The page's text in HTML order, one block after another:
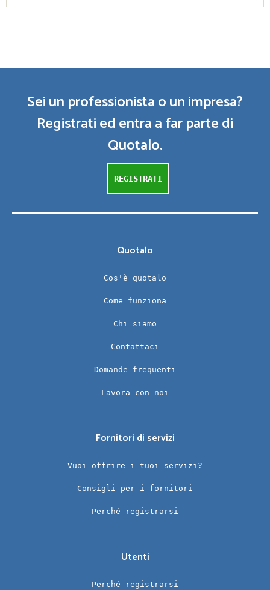
Sei un professionista o un impresa?
Registrati ed entra a far parte di
Quotalo.
REGISTRATI
Quotalo
Cos'è quotalo
Come funziona
Chi siamo
Contattaci
Domande frequenti
Lavora con noi
Fornitori di servizi
Vuoi offrire i tuoi servizi?
Consigli per i fornitori
Perché registrarsi
Utenti
Perché registrarsi